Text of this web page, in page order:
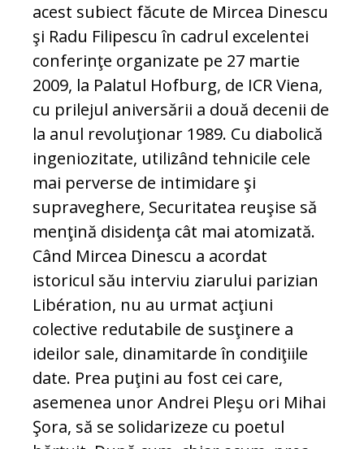
acest subiect făcute de Mircea Dinescu
şi Radu Filipescu în cadrul excelentei
conferinţe organizate pe 27 martie
2009, la Palatul Hofburg, de ICR Viena,
cu prilejul aniversării a două decenii de
la anul revoluţionar 1989. Cu diabolică
ingeniozitate, utilizând tehnicile cele
mai perverse de intimidare şi
supraveghere, Securitatea reuşise să
menţină disidenţa cât mai atomizată.
Când Mircea Dinescu a acordat
istoricul său interviu ziarului parizian
Libération, nu au urmat acţiuni
colective redutabile de susţinere a
ideilor sale, dinamitarde în condiţiile
date. Prea puţini au fost cei care,
asemenea unor Andrei Pleşu ori Mihai
Şora, să se solidarizeze cu poetul